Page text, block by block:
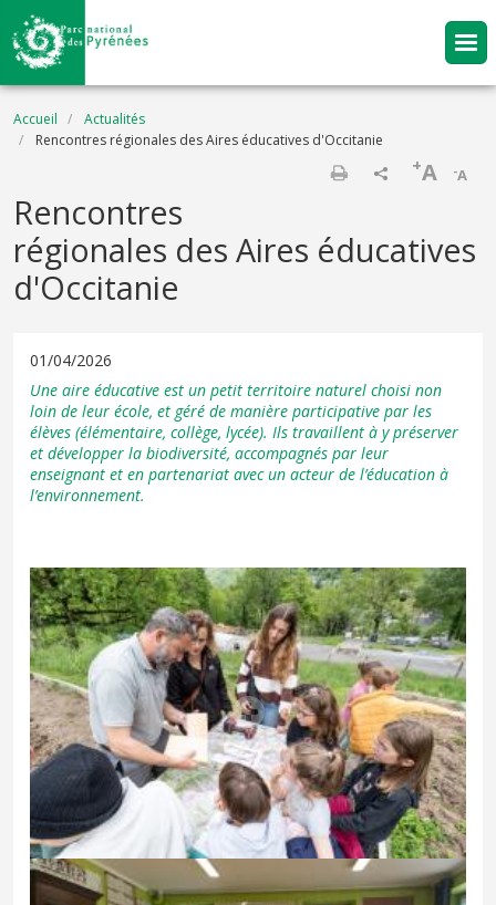
Aller au contenu principal
Fil d'Ariane
Accueil
Actualités
Rencontres régionales des Aires éducatives d'Occitanie
-A
+A
Rencontres
régionales des Aires éducatives
d'Occitanie
01/04/2026
Une aire éducative est un petit territoire naturel choisi non
loin de leur école, et géré de manière participative par les
élèves (élémentaire, collège, lycée). Ils travaillent à y préserver
et développer la biodiversité, accompagnés par leur
enseignant et en partenariat avec un acteur de l’éducation à
l’environnement.